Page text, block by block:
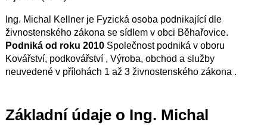
Ing. Michal Kellner je Fyzická osoba podnikající dle
živnostenského zákona se sídlem v obci Běhařovice.
Podniká od roku 2010 Společnost podniká v oboru
Kovářství, podkovářství , Výroba, obchod a služby
neuvedené v přílohách 1 až 3 živnostenského zákona .
Základní údaje o Ing. Michal